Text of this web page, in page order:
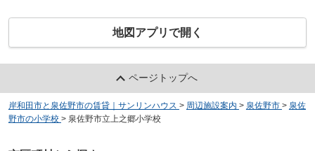
地図アプリで開く
ページトップへ
岸和田市と泉佐野市の賃貸｜サンリンハウス > 周辺施設案内 > 泉佐野市 > 泉佐
野市の小学校 > 泉佐野市立上之郷小学校